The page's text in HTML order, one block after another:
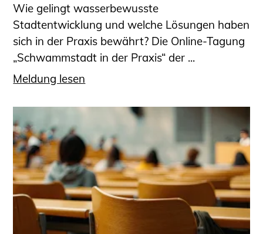
Wie gelingt wasserbewusste
Stadtentwicklung und welche Lösungen haben
sich in der Praxis bewährt? Die Online-Tagung
„Schwammstadt in der Praxis“ der ...
Meldung lesen